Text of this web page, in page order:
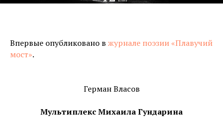
Впервые опубликовано в журнале поэзии «Плавучий
мост».
Герман Власов
Мультиплекс Михаила Гундарина